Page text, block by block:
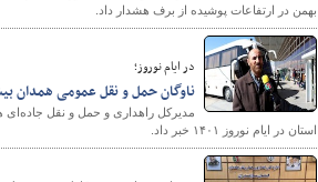
بهمن در ارتفاعات پوشیده از برف هشدار داد.
در ایام نوروز؛
ناوگان حمل و نقل عمومی همدان بیش از ۱۱۰ هزار مسافر را
استان در ایام نوروز ۱۴۰۱ خبر داد.